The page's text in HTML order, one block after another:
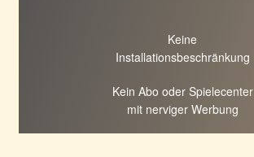
Keine
Installationsbeschränkung
Kein Abo oder Spielecenter
mit nerviger Werbung